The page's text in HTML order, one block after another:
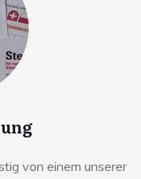
von einem unserer